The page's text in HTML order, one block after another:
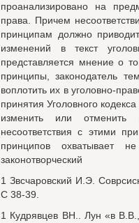
проанализировано на
права. Причем
принципам должно
изменений в текст
представляется мнение о
принципы, законодатель
воплотить их в уголовно-
принятия Уголовного
изменить или
несоответствия с этими
принципов охватывает
законотворческий
1 Звсчаровский И.Э.
С 38-39.
1 Кудрявцев ВН.. Лун «в